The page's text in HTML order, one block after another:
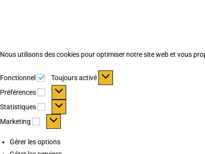
Nous utilisons des cookies pour optimiser notre site web et vous
Fonctionnel Fonctionnel
Toujours activé
Préférences
Préférences
Statistiques Statistiques
Marketing Marketing
Gérer les options